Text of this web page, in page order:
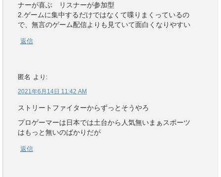
ナーが喜ぶ リスナーが参加型
2.ゲームに集中するだけではなくて喋りまくっているの
で、無言のゲーム配信よりも見ていて面白くなりやすい
返信
匿名 より:
2021年6月14日 11:42 AM
ストリートファイターからずっとそうやろ
プロゲーマーは日本では土台から人気無いまぁスポーツ
はもっと無いのばかりだが
返信